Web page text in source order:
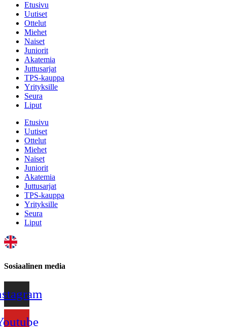
Etusivu
Uutiset
Ottelut
Miehet
Naiset
Juniorit
Akatemia
Juttusarjat
TPS-kauppa
Yrityksille
Seura
Liput
Etusivu
Uutiset
Ottelut
Miehet
Naiset
Juniorit
Akatemia
Juttusarjat
TPS-kauppa
Yrityksille
Seura
Liput
Sosiaalinen media